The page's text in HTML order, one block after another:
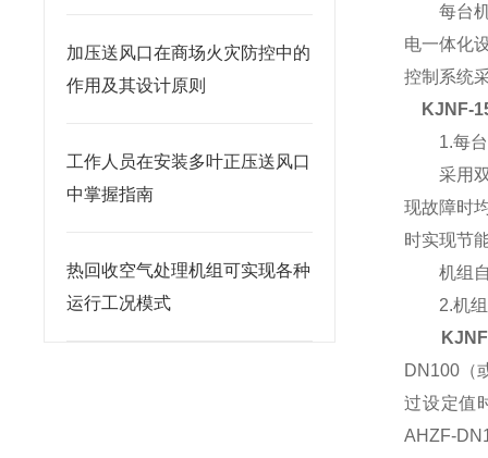
加压送风口在商场火灾防控中的
作用及其设计原则
工作人员在安装多叶正压送风口
中掌握指南
热回收空气处理机组可实现各种
运行工况模式
每台机
电一体化
控制系统
KJNF-
1.每台
采用双
现故障时
时实现节
机组自
2.机组
DN100（
过设定值
AHZF-